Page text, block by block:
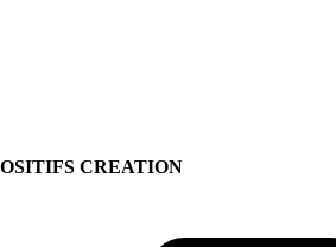
CREATION